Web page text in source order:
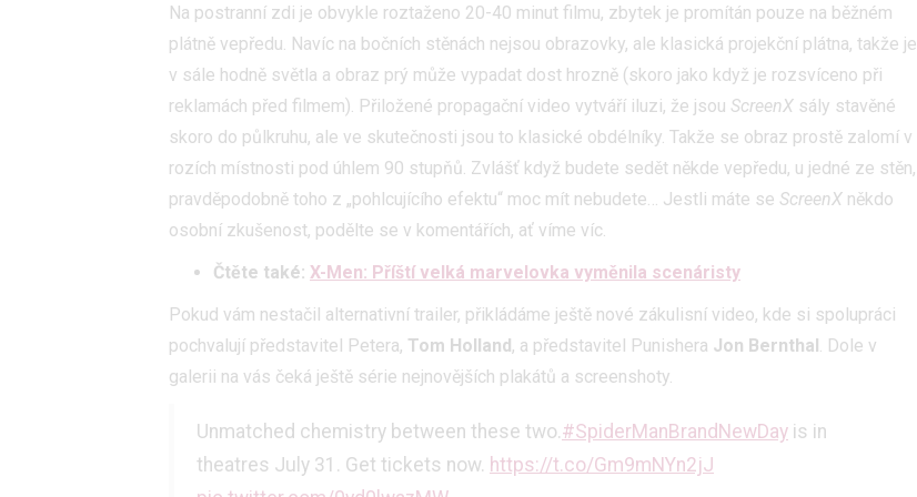
Na postranní zdi je obvykle roztaženo 20-40 minut filmu, zbytek je promítán pouze na běžném
plátně vepředu. Navíc na bočních stěnách nejsou obrazovky, ale klasická projekční plátna, takže je
v sále hodně světla a obraz prý může vypadat dost hrozně (skoro jako když je rozsvíceno při
reklamách před filmem). Přiložené propagační video vytváří iluzi, že jsou ScreenX sály stavěné
skoro do půlkruhu, ale ve skutečnosti jsou to klasické obdélníky. Takže se obraz prostě zalomí v
rozích místnosti pod úhlem 90 stupňů. Zvlášť když budete sedět někde vepředu, u jedné ze stěn,
pravděpodobně toho z „pohlcujícího efektu“ moc mít nebudete… Jestli máte se ScreenX někdo
osobní zkušenost, podělte se v komentářích, ať víme víc.
Čtěte také: X-Men: Příští velká marvelovka vyměnila scenáristy
Pokud vám nestačil alternativní trailer, přikládáme ještě nové zákulisní video, kde si spolupráci
pochvalují představitel Petera, Tom Holland , a představitel Punishera Jon Bernthal . Dole v
galerii na vás čeká ještě série nejnovějších plakátů a screenshoty.
Unmatched chemistry between these two.#SpiderManBrandNewDay is in
theatres July 31. Get tickets now. https://t.co/Gm9mNYn2jJ